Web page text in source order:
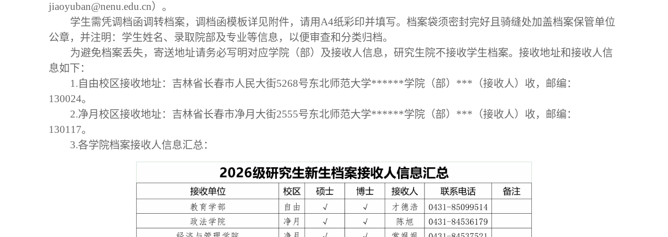
jiaoyuban@nenu.edu.cn）。
学生需凭调档函调转档案，调档函模板详见附件，请用A4纸彩印并填写。档案袋须密封完好且骑缝处加盖档案保管单位
公章，并注明：学生姓名、录取院部及专业等信息，以便审查和分类归档。
为避免档案丢失，寄送地址请务必写明对应学院（部）及接收人信息，研究生院不接收学生档案。接收地址和接收人信
息如下：
1.自由校区接收地址：吉林省长春市人民大街5268号东北师范大学******学院（部）***（接收人）收，邮编：
130024。
2.净月校区接收地址：吉林省长春市净月大街2555号东北师范大学******学院（部）***（接收人）收，邮编：
130117。
3.各学院档案接收人信息汇总：